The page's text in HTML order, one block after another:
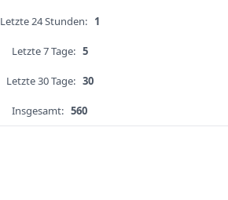
Letzte 24 Stunden: 1
Letzte 7 Tage: 5
Letzte 30 Tage: 30
Insgesamt: 560